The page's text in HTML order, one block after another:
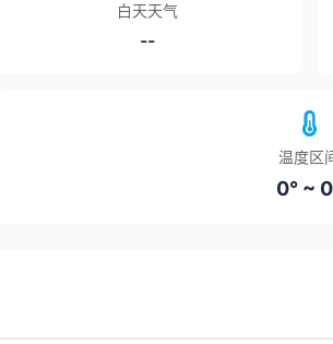
白天天气
--
温度区
0° ~